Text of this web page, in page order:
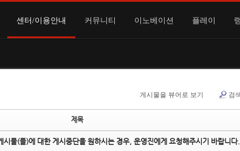
센터/이용안내 커뮤니티 이노베이션 플레이
게시물을 뷰어로 보기 검
제목
물(들)에 대한 게시중단을 원하시는 경우, 운영진에게 요청해주시기 바랍니다.